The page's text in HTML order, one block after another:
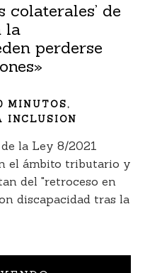
colaterales’ de
la
perderse
MINUTOS,
INCLUSION
la Ley 8/2021
el ámbito tributario y
del "retroceso en
discapacidad tras la